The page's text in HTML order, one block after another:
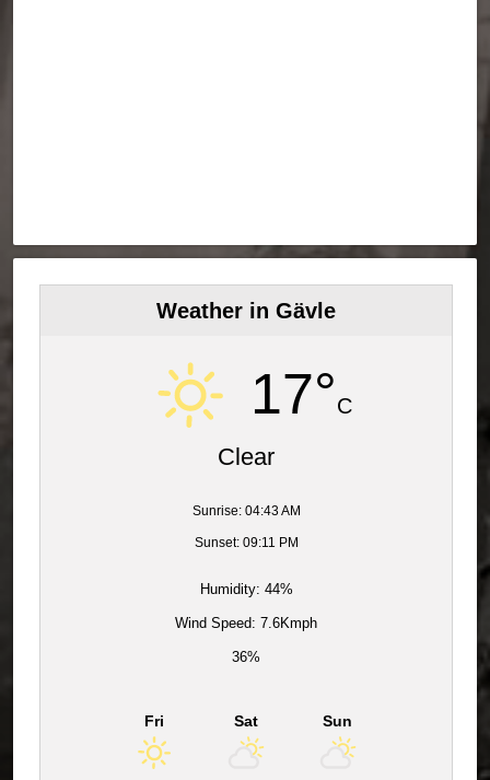
Weather in Gävle
17°C
Clear
Sunrise: 04:43 AM
Sunset: 09:11 PM
Humidity: 44%
Wind Speed: 7.6Kmph
36%
Fri Sat Sun